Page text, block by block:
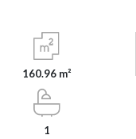
160.96 m²
1